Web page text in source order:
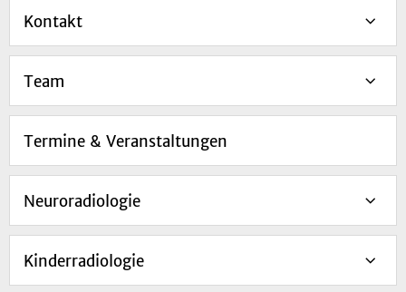
Kontakt
Team
Termine & Veranstaltungen
Neuroradiologie
Kinderradiologie